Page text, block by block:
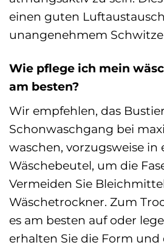
einen guten
unangenehmem
Wie pflege ich mein
am besten?
Wir empfehlen, das
Schonwaschgang bei
waschen, vorzugsweise in
Wäschebeutel, um die
Vermeiden Sie
Wäschetrockner. Zum
es am besten auf oder
erhalten Sie die Form und